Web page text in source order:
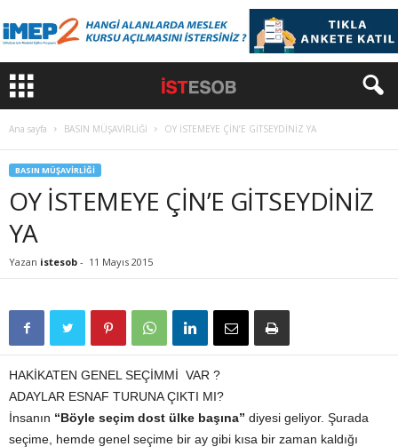
Ana sayfa BASIN MÜŞAVİRLİĞİ OY İSTEMEYE ÇİN’E GİTSEYDİNİZ YA
BASIN MÜŞAVİRLİĞİ
OY İSTEMEYE ÇİN’E GİTSEYDİNİZ
YA
Yazan istesob - 11 Mayıs 2015
HAKİKATEN GENEL SEÇİMMİ VAR ?
ADAYLAR ESNAF TURUNA ÇIKTI MI?
İnsanın “Böyle seçim dost ülke başına” diyesi geliyor. Şurada
seçime, hemde genel seçime bir ay gibi kısa bir zaman kaldığı